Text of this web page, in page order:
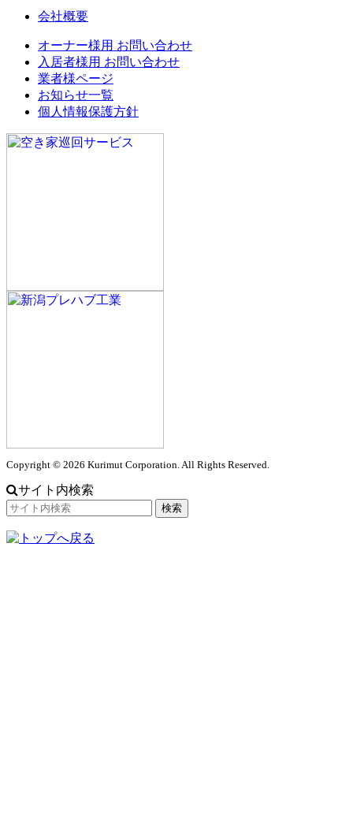
会社概要
オーナー様用 お問い合わせ
入居者様用 お問い合わせ
業者様ページ
お知らせ一覧
個人情報保護方針
Copyright © 2026 Kurimut Corporation. All Rights Reserved.
サイト内検索